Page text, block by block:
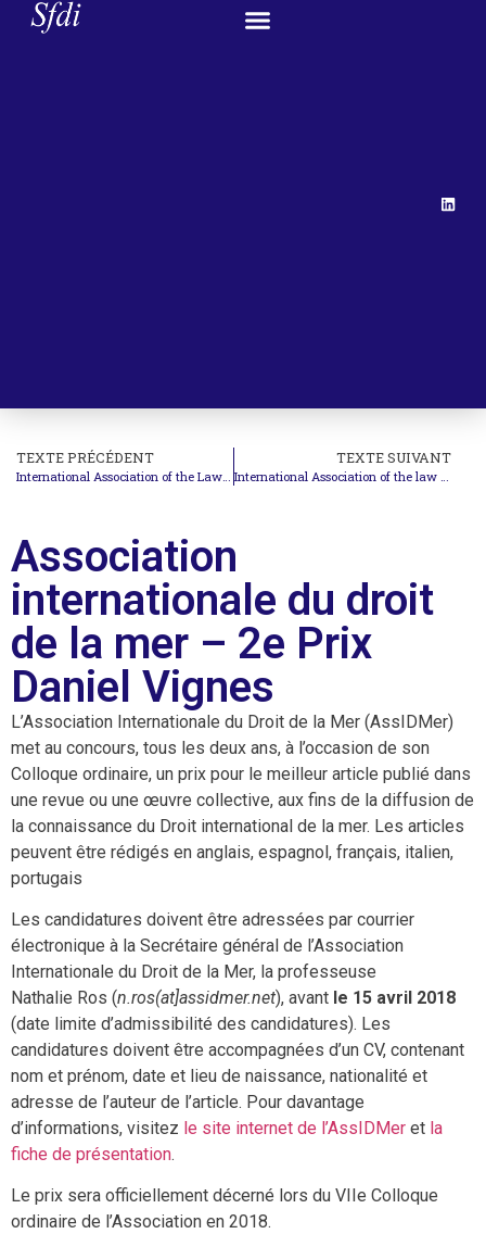
TEXTE PRÉCÉDENT TEXTE SUIVANT
Association
internationale du droit
de la mer – 2e Prix
Daniel Vignes
L’Association Internationale du Droit de la Mer (AssIDMer)
met au concours, tous les deux ans, à l’occasion de son
Colloque ordinaire, un prix pour le meilleur article publié dans
une revue ou une œuvre collective, aux fins de la diffusion de
la connaissance du Droit international de la mer. Les articles
peuvent être rédigés en anglais, espagnol, français, italien,
portugais
Les candidatures doivent être adressées par courrier
électronique à la Secrétaire général de l’Association
Internationale du Droit de la Mer, la professeuse
Nathalie Ros (n.ros(at]assidmer.net), avant le 15 avril 2018
(date limite d’admissibilité des candidatures). Les
candidatures doivent être accompagnées d’un CV, contenant
nom et prénom, date et lieu de naissance, nationalité et
adresse de l’auteur de l’article. Pour davantage
d’informations, visitez le site internet de l’AssIDMer et la
fiche de présentation.
Le prix sera officiellement décerné lors du VIIe Colloque
ordinaire de l’Association en 2018.